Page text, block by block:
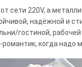
сети 220V, а
надёжной и
гостиной,
когда надо